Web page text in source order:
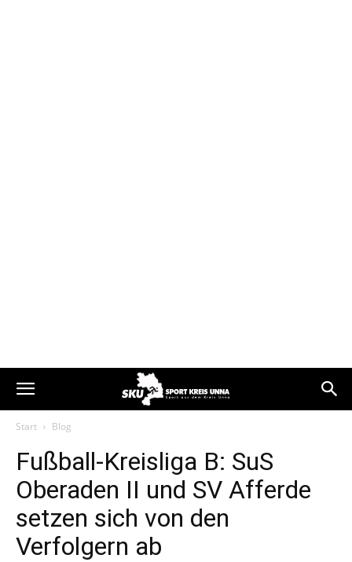
Start Blog
Fußball-Kreisliga B: SuS
Oberaden II und SV Afferde
setzen sich von den
Verfolgern ab